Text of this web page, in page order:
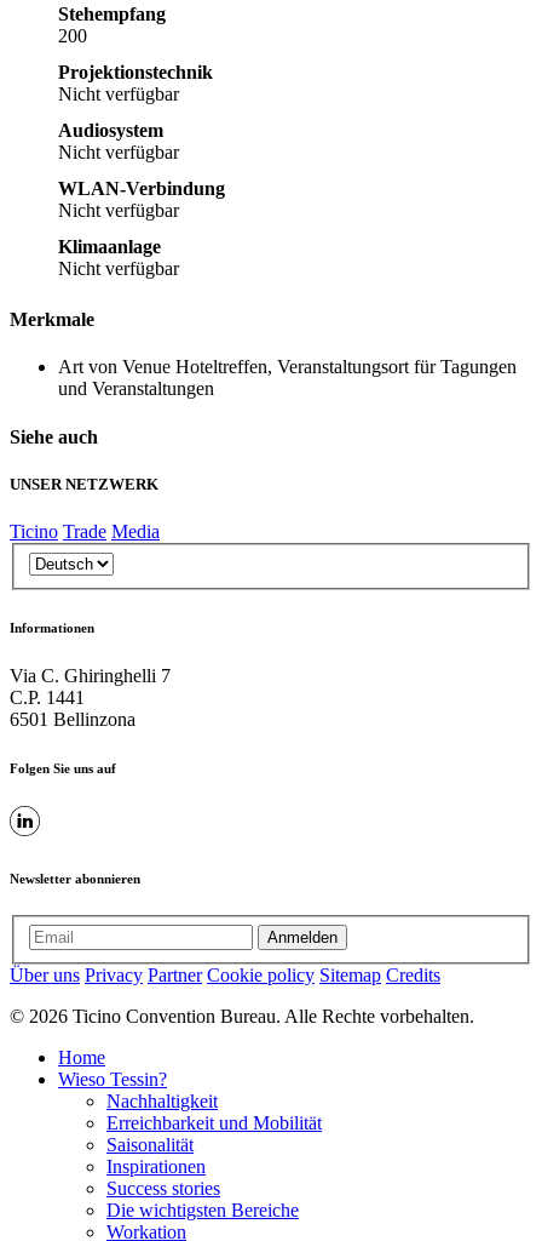
Stehempfang
200
Projektionstechnik
Nicht verfügbar
Audiosystem
Nicht verfügbar
WLAN-Verbindung
Nicht verfügbar
Klimaanlage
Nicht verfügbar
Merkmale
Art von Venue Hoteltreffen, Veranstaltungsort für Tagungen
und Veranstaltungen
Siehe auch
UNSER NETZWERK
Ticino Trade Media
Informationen
Via C. Ghiringhelli 7
C.P. 1441
6501 Bellinzona
Folgen Sie uns auf
Newsletter abonnieren
Anmelden
Über uns Privacy Partner Cookie policy Sitemap Credits
© 2026 Ticino Convention Bureau. Alle Rechte vorbehalten.
Home
Wieso Tessin?
Nachhaltigkeit
Erreichbarkeit und Mobilität
Saisonalität
Inspirationen
Success stories
Die wichtigsten Bereiche
Workation